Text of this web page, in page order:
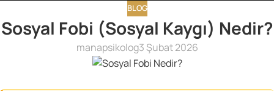
BLOG
Sosyal Fobi (Sosyal Kaygı) Nedir?
manapsikolog3 Şubat 2026